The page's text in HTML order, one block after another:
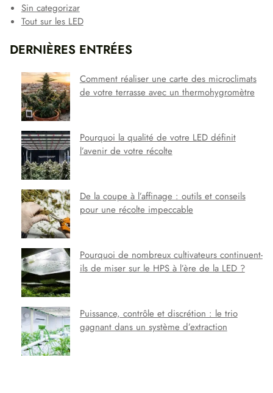
Sin categorizar
Tout sur les LED
DERNIÈRES ENTRÉES
Comment réaliser une carte des microclimats
de votre terrasse avec un thermohygromètre
Pourquoi la qualité de votre LED définit
l’avenir de votre récolte
De la coupe à l’affinage : outils et conseils
pour une récolte impeccable
Pourquoi de nombreux cultivateurs continuent-
ils de miser sur le HPS à l’ère de la LED ?
Puissance, contrôle et discrétion : le trio
gagnant dans un système d’extraction